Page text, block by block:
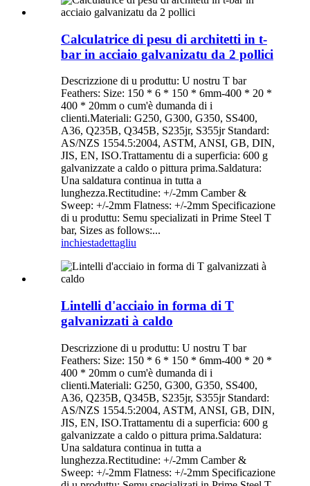
Calculatrice di pesu di architetti in t-
bar in acciaio galvanizatu da 2 pollici
Descrizzione di u produttu: U nostru T bar
Feathers: Size: 150 * 6 * 150 * 6mm-400 * 20 *
400 * 20mm o cum'è dumanda di i
clienti.Materiali: G250, G300, G350, SS400,
A36, Q235B, Q345B, S235jr, S355jr Standard:
AS/NZS 1554.5:2004, ASTM, ANSI, GB, DIN,
JIS, EN, ISO.Trattamentu di a superficia: 600 g
galvanizzate a caldo o pittura prima.Saldatura:
Una saldatura continua in tutta a
lunghezza.Rectitudine: +/-2mm Camber &
Sweep: +/-2mm Flatness: +/-2mm Specificazione
di u produttu: Semu specializati in Prime Steel T
bar, Sizes as follows:...
inchiestadettagliu
Lintelli d'acciaio in forma di T
galvanizzati à caldo
Descrizzione di u produttu: U nostru T bar
Feathers: Size: 150 * 6 * 150 * 6mm-400 * 20 *
400 * 20mm o cum'è dumanda di i
clienti.Materiali: G250, G300, G350, SS400,
A36, Q235B, Q345B, S235jr, S355jr Standard:
AS/NZS 1554.5:2004, ASTM, ANSI, GB, DIN,
JIS, EN, ISO.Trattamentu di a superficia: 600 g
galvanizzate a caldo o pittura prima.Saldatura:
Una saldatura continua in tutta a
lunghezza.Rectitudine: +/-2mm Camber &
Sweep: +/-2mm Flatness: +/-2mm Specificazione